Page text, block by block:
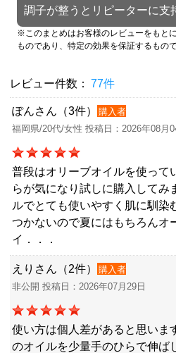
調子が整うとリピーターに支
※このまとめはお客様のレビューをもと
ものであり、特定の効果を保証するもの
レビュー件数： 77件
ぽんさん（3件）
購入者
福岡県/20代/女性 投稿日：2026年08月
普段はオリーブオイルを使って
らが気になり試しに購入してみ
ルでとても使いやすく肌に馴染
つかないので夏にはもちろんオ
イ．．．
えりさん（2件）
購入者
非公開 投稿日：2026年07月29日
使い方は個人差があると思いま
のオイルを少量手のひらで伸ば